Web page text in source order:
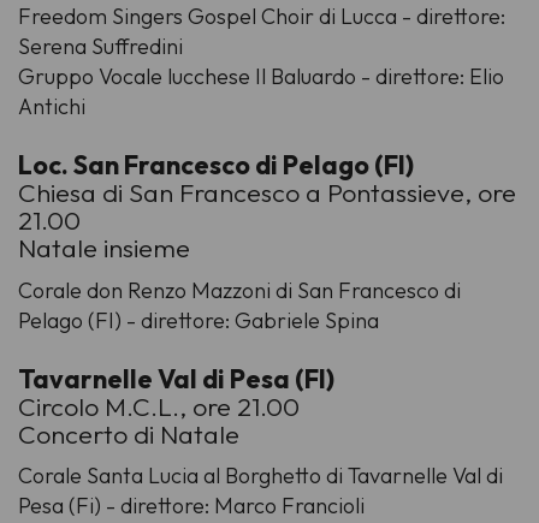
Freedom Singers Gospel Choir di Lucca - direttore:
Serena Suffredini
Gruppo Vocale lucchese Il Baluardo - direttore: Elio
Antichi
Loc. San Francesco di Pelago (FI)
Chiesa di San Francesco a Pontassieve, ore
21.00
Natale insieme
Corale don Renzo Mazzoni di San Francesco di
Pelago (FI) - direttore: Gabriele Spina
Tavarnelle Val di Pesa (FI)
Circolo M.C.L., ore 21.00
Concerto di Natale
Corale Santa Lucia al Borghetto di Tavarnelle Val di
Pesa (Fi) - direttore: Marco Francioli